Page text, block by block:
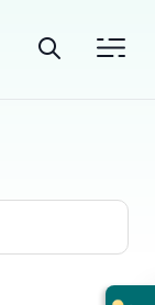
尋